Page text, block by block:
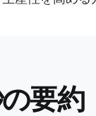
要約